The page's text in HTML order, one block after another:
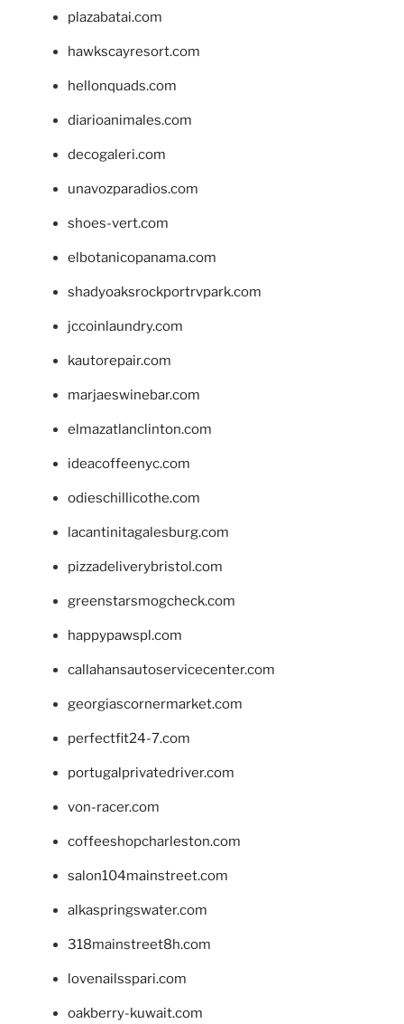
plazabatai.com
hawkscayresort.com
hellonquads.com
diarioanimales.com
decogaleri.com
unavozparadios.com
shoes-vert.com
elbotanicopanama.com
shadyoaksrockportrvpark.com
jccoinlaundry.com
kautorepair.com
marjaeswinebar.com
elmazatlanclinton.com
ideacoffeenyc.com
odieschillicothe.com
lacantinitagalesburg.com
pizzadeliverybristol.com
greenstarsmogcheck.com
happypawspl.com
callahansautoservicecenter.com
georgiascornermarket.com
perfectfit24-7.com
portugalprivatedriver.com
von-racer.com
coffeeshopcharleston.com
salon104mainstreet.com
alkaspringswater.com
318mainstreet8h.com
lovenailsspari.com
oakberry-kuwait.com